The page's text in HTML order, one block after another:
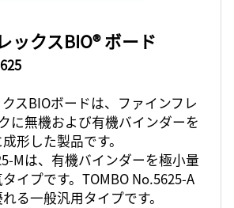
ックスBIO® ボード
スBIOボードは、ファインフレ
に無機および有機バインダーを
形した製品です。
Mは、有機バインダーを極小量
イプです。TOMBO No.5625-A
る一般汎用タイプです。